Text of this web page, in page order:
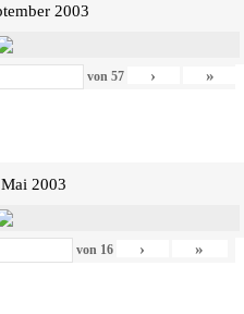
2003
von 57 › »
2003
von 16 › »